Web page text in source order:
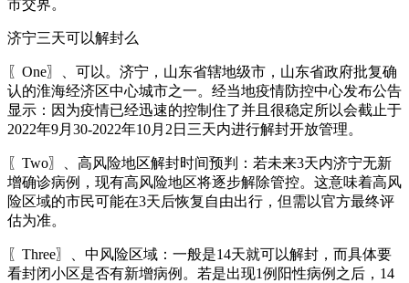
市交界。
济宁三天可以解封么
〖One〗、可以。济宁，山东省辖地级市，山东省政府批复确
认的淮海经济区中心城市之一。经当地疫情防控中心发布公告
显示：因为疫情已经迅速的控制住了并且很稳定所以会截止于
2022年9月30-2022年10月2日三天内进行解封开放管理。
〖Two〗、高风险地区解封时间预判：若未来3天内济宁无新
增确诊病例，现有高风险地区将逐步解除管控。这意味着高风
险区域的市民可能在3天后恢复自由出行，但需以官方最终评
估为准。
〖Three〗、中风险区域：一般是14天就可以解封，而具体要
看封闭小区是否有新增病例。若是出现1例阳性病例之后，14